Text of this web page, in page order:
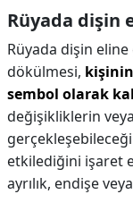
Rüyada dişin
Rüyada dişin
dökülmesi,
sembol olarak
değişikliklerin
etkilediğini işaret
ayrılık, endişe